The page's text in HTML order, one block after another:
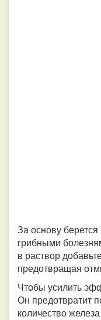
За основу
грибными
в раствор
предотвращая
Чтобы усилить
Он предотвратит
количество